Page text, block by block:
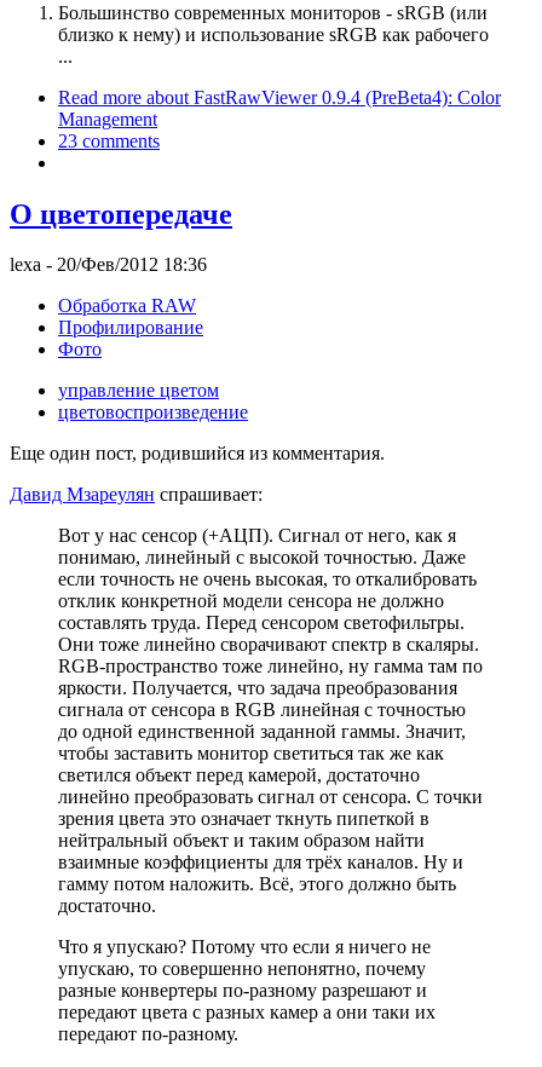
Большинство современных мониторов - sRGB (или
близко к нему) и использование sRGB как рабочего
...
Read more about FastRawViewer 0.9.4 (PreBeta4): Color
Management
23 comments
О цветопередаче
lexa - 20/Фев/2012 18:36
Обработка RAW
Профилирование
Фото
управление цветом
цветовоспроизведение
Еще один пост, родившийся из комментария.
Давид Мзареулян спрашивает:
Вот у нас сенсор (+АЦП). Сигнал от него, как я
понимаю, линейный с высокой точностью. Даже
если точность не очень высокая, то откалибровать
отклик конкретной модели сенсора не должно
составлять труда. Перед сенсором светофильтры.
Они тоже линейно сворачивают спектр в скаляры.
RGB-пространство тоже линейно, ну гамма там по
яркости. Получается, что задача преобразования
сигнала от сенсора в RGB линейная с точностью
до одной единственной заданной гаммы. Значит,
чтобы заставить монитор светиться так же как
светился объект перед камерой, достаточно
линейно преобразовать сигнал от сенсора. С точки
зрения цвета это означает ткнуть пипеткой в
нейтральный объект и таким образом найти
взаимные коэффициенты для трёх каналов. Ну и
гамму потом наложить. Всё, этого должно быть
достаточно.
Что я упускаю? Потому что если я ничего не
упускаю, то совершенно непонятно, почему
разные конвертеры по-разному разрешают и
передают цвета с разных камер а они таки их
передают по-разному.